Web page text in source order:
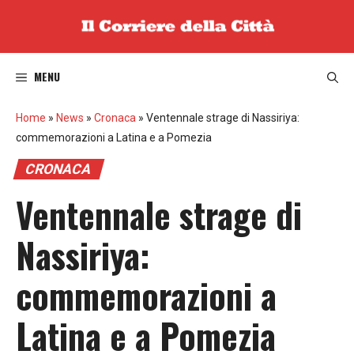
MENU
Home » News » Cronaca » Ventennale strage di Nassiriya:
commemorazioni a Latina e a Pomezia
CRONACA
Ventennale strage di
Nassiriya:
commemorazioni a
Latina e a Pomezia